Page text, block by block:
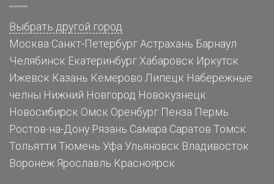
Выбрать другой город
Москва Санкт-Петербург Астрахань Барнаул
Челябинск Екатеринбург Хабаровск Иркутск
Ижевск Казань Кемерово Липецк Набережные
челны Нижний Новгород Новокузнецк
Новосибирск Омск Оренбург Пенза Пермь
Ростов-на-Дону Рязань Самара Саратов Томск
Тольятти Тюмень Уфа Ульяновск Владивосток
Воронеж Ярославль Красноярск